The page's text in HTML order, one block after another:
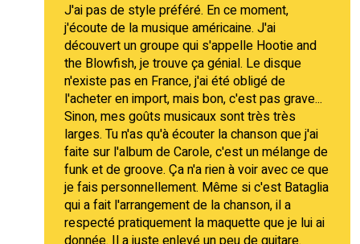
J'ai pas de style préféré. En ce moment,
j'écoute de la musique américaine. J'ai
découvert un groupe qui s'appelle Hootie and
the Blowfish, je trouve ça génial. Le disque
n'existe pas en France, j'ai été obligé de
l'acheter en import, mais bon, c'est pas grave...
Sinon, mes goûts musicaux sont très très
larges. Tu n'as qu'à écouter la chanson que j'ai
faite sur l'album de Carole, c'est un mélange de
funk et de groove. Ça n'a rien à voir avec ce que
je fais personnellement. Même si c'est Bataglia
qui a fait l'arrangement de la chanson, il a
respecté pratiquement la maquette que je lui ai